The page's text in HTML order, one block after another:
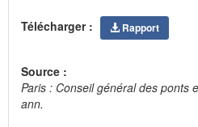
Télécharger : Rapport
Source :
Paris : Conseil général des ponts
ann.